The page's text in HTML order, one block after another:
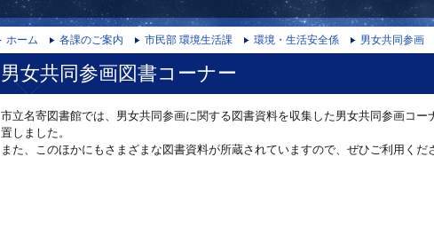
ホーム 各課のご案内 市民部 環境生活課 環境・生活安全係 男女共同参画
男女共同参画図書コーナー
市立名寄図書館では、男女共同参画に関する図書資料を収集した男女共同参画コー
置しました。
また、このほかにもさまざまな図書資料が所蔵されていますので、ぜひご利用くだ